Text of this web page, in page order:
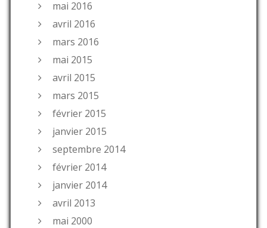
mai 2016
avril 2016
mars 2016
mai 2015
avril 2015
mars 2015
février 2015
janvier 2015
septembre 2014
février 2014
janvier 2014
avril 2013
mai 2000